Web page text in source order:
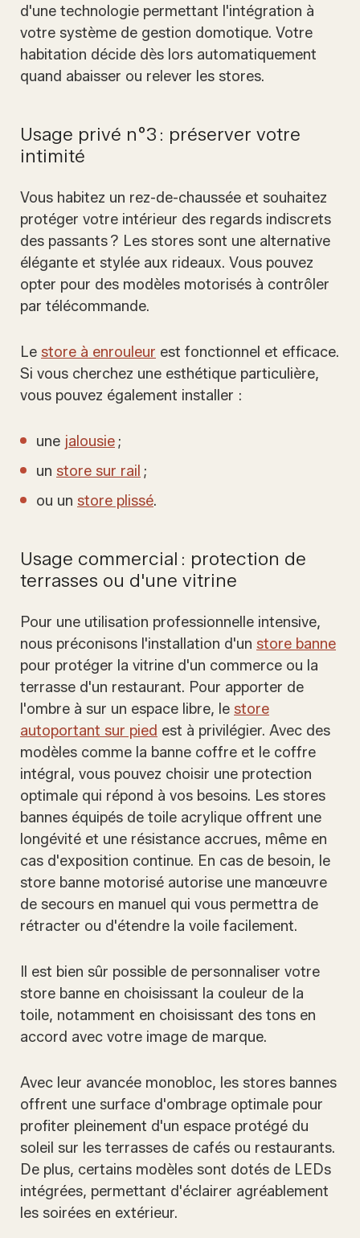
d'une technologie permettant l'intégration à
votre système de gestion domotique. Votre
habitation décide dès lors automatiquement
quand abaisser ou relever les stores.
Usage privé n°3 : préserver votre
intimité
Vous habitez un rez-de-chaussée et souhaitez
protéger votre intérieur des regards indiscrets
des passants ? Les stores sont une alternative
élégante et stylée aux rideaux. Vous pouvez
opter pour des modèles motorisés à contrôler
par télécommande.
Le store à enrouleur est fonctionnel et efficace.
Si vous cherchez une esthétique particulière,
vous pouvez également installer :
une jalousie;
un store sur rail ;
ou un store plissé.
Usage commercial : protection de
terrasses ou d'une vitrine
Pour une utilisation professionnelle intensive,
nous préconisons l'installation d'un store banne
pour protéger la vitrine d'un commerce ou la
terrasse d'un restaurant. Pour apporter de
l'ombre à sur un espace libre, le store
autoportant sur pied est à privilégier. Avec des
modèles comme la banne coffre et le coffre
intégral, vous pouvez choisir une protection
optimale qui répond à vos besoins. Les stores
bannes équipés de toile acrylique offrent une
longévité et une résistance accrues, même en
cas d'exposition continue. En cas de besoin, le
store banne motorisé autorise une manœuvre
de secours en manuel qui vous permettra de
rétracter ou d'étendre la voile facilement.
Il est bien sûr possible de personnaliser votre
store banne en choisissant la couleur de la
toile, notamment en choisissant des tons en
accord avec votre image de marque.
Avec leur avancée monobloc, les stores bannes
offrent une surface d'ombrage optimale pour
profiter pleinement d'un espace protégé du
soleil sur les terrasses de cafés ou restaurants.
De plus, certains modèles sont dotés de LEDs
intégrées, permettant d'éclairer agréablement
les soirées en extérieur.